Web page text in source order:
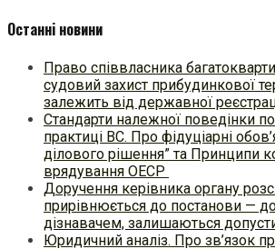
Останні новини
Право співвласника
судовий захист прибудинкової
залежить від державної
Стандарти належної поведінки
практиці ВC. Про фідуціарні
ділового рішення” та Принципи
врядування ОЕСР
Доручення керівника органу
прирівнюється до постанови —
дізнавачем, залишаються
Юридичний аналіз. Про зв’язок